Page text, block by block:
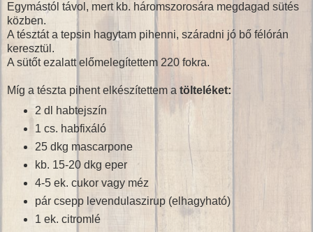
Egymástól távol, mert kb. háromszorosára megdagad sütés
közben.
A tésztát a tepsin hagytam pihenni, száradni jó bő félórán
keresztül.
A sütőt ezalatt előmelegítettem 220 fokra.
Míg a tészta pihent elkészítettem a tölteléket:
2 dl habtejszín
1 cs. habfixáló
25 dkg mascarpone
kb. 15-20 dkg eper
4-5 ek. cukor vagy méz
pár csepp levendulaszirup (elhagyható)
1 ek. citromlé